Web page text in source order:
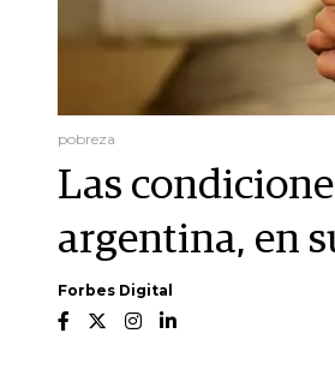
pobreza
Las
argentina, en
Forbes Digital